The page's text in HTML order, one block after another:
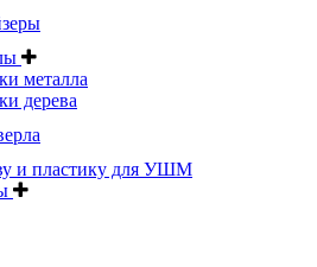
металла
дерева
и пластику для УШМ